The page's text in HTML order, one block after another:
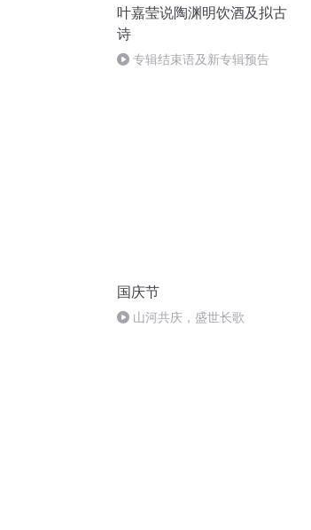
叶嘉莹说陶渊明饮酒及拟古
诗
专辑结束语及新专辑预告
国庆节
山河共庆，盛世长歌